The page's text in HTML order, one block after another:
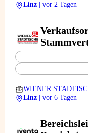
Linz
| vor 2 Tagen
(wImId)
WIENER
Linz
| vor 6 Tagen